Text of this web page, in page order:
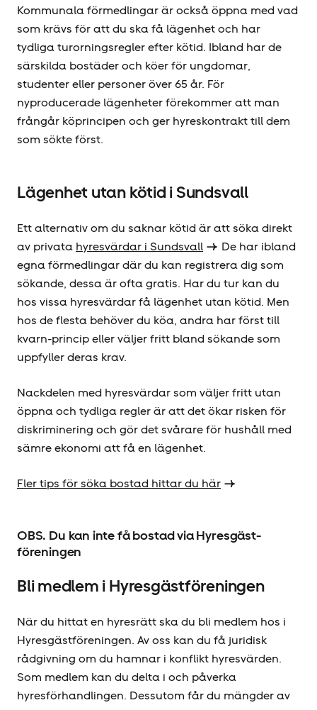
Kommunala förmedlingar är också öppna med vad
som krävs för att du ska få lägenhet och har
tydliga turorningsregler efter kötid. Ibland har de
särskilda bostäder och köer för ungdomar,
studenter eller personer över 65 år. För
nyproducerade lägenheter förekommer att man
frångår köprincipen och ger hyreskontrakt till dem
som sökte först.
Lägenhet utan kötid i Sundsvall
Ett alternativ om du saknar kötid är att söka direkt
av privata hyresvärdar i Sundsvall
De har ibland
egna förmedlingar där du kan registrera dig som
sökande, dessa är ofta gratis. Har du tur kan du
hos vissa hyresvärdar få lägenhet utan kötid. Men
hos de flesta behöver du köa, andra har först till
kvarn-princip eller väljer fritt bland sökande som
uppfyller deras krav.
Nackdelen med hyresvärdar som väljer fritt utan
öppna och tydliga regler är att det ökar risken för
diskriminering och gör det svårare för hushåll med
sämre ekonomi att få en lägenhet.
Fler tips för söka bostad hittar du här
OBS. Du kan inte få bostad via Hyresgäst­
föreningen
Bli medlem i Hyresgäst­föreningen
När du hittat en hyresrätt ska du bli medlem hos i
Hyresgästför­eningen. Av oss kan du få juridisk
rådgivning om du hamnar i konflikt hyresvärden.
Som medlem kan du delta i och påverka
hyresförhandlingen. Dessutom får du mängder av